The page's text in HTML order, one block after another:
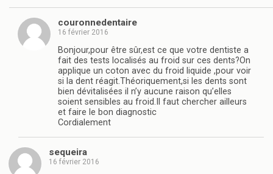
couronnedentaire
16 février 2016
Bonjour,pour être sûr,est ce que votre dentiste a
fait des tests localisés au froid sur ces dents?On
applique un coton avec du froid liquide ,pour voir
si la dent réagit.Théoriquement,si les dents sont
bien dévitalisées il n’y aucune raison qu’elles
soient sensibles au froid.Il faut chercher ailleurs
et faire le bon diagnostic
Cordialement
sequeira
16 février 2016